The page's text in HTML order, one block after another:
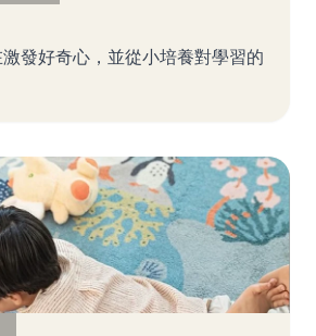
發好奇心，並從小培養對學習的